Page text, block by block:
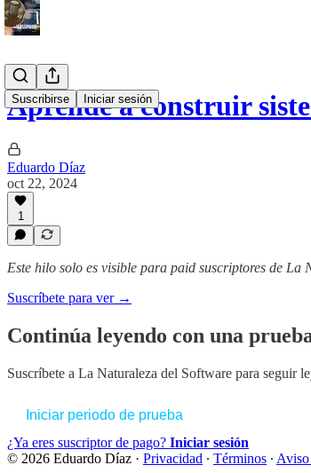
Suscribirse Iniciar sesión
Aprende a construir
Eduardo Díaz
oct 22, 2024
1
Este hilo solo es visible para paid suscriptores de La
Suscríbete para ver →
Continúa leyendo con una
Suscríbete a La Naturaleza del Software para seguir
Iniciar periodo de prueba
¿Ya eres suscriptor de pago? Iniciar sesión
© 2026 Eduardo Díaz · Privacidad ∙ Términos ∙ Aviso